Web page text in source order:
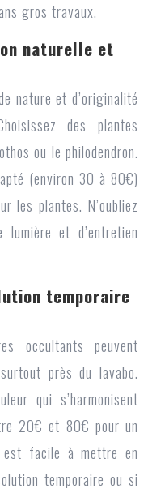
gros travaux.
naturelle et
nature et d’originalité
des plantes
ou le philodendron.
(environ 30 à 80€)
les plantes. N’oubliez
et d’entretien
temporaire
occultants peuvent
près du lavabo.
qui s’harmonisent
20€ et 80€ pour un
facile à mettre en
temporaire ou si